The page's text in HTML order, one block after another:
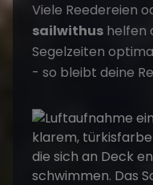
Viele Reedereien
sailwithus helfen
Segelzeiten
- so bleibt deine